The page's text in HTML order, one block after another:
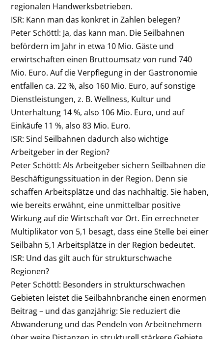
regionalen Handwerksbetrieben.
ISR: Kann man das konkret in Zahlen belegen?
Peter Schöttl: Ja, das kann man. Die Seilbahnen
befördern im Jahr in etwa 10 Mio. Gäste und
erwirtschaften einen Bruttoumsatz von rund 740
Mio. Euro. Auf die Verpflegung in der Gastronomie
entfallen ca. 22 %, also 160 Mio. Euro, auf sonstige
Dienstleistungen, z. B. Wellness, Kultur und
Unterhaltung 14 %, also 106 Mio. Euro, und auf
Einkäufe 11 %, also 83 Mio. Euro.
ISR: Sind Seilbahnen dadurch also wichtige
Arbeitgeber in der Region?
Peter Schöttl: Als Arbeitgeber sichern Seilbahnen die
Beschäftigungssituation in der Region. Denn sie
schaffen Arbeitsplätze und das nachhaltig. Sie haben,
wie bereits erwähnt, eine unmittelbar positive
Wirkung auf die Wirtschaft vor Ort. Ein errechneter
Multiplikator von 5,1 besagt, dass eine Stelle bei einer
Seilbahn 5,1 Arbeitsplätze in der Region bedeutet.
ISR: Und das gilt auch für strukturschwache
Regionen?
Peter Schöttl: Besonders in strukturschwachen
Gebieten leistet die Seilbahnbranche einen enormen
Beitrag – und das ganzjährig: Sie reduziert die
Abwanderung und das Pendeln von Arbeitnehmern